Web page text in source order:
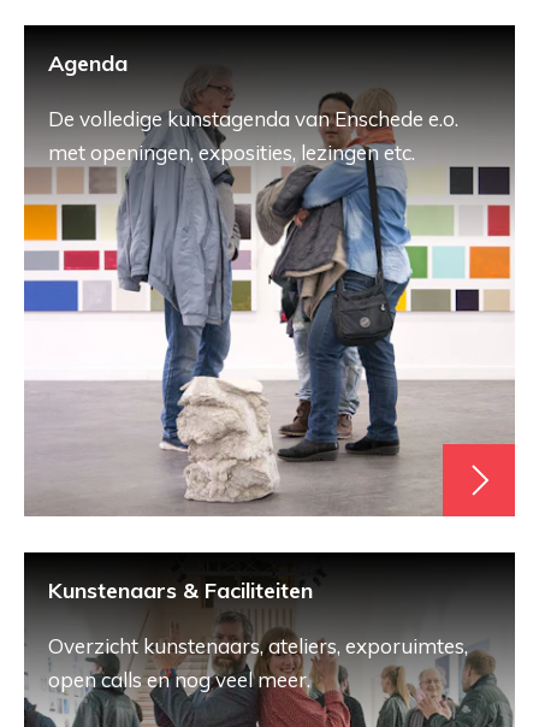
Agenda
De volledige kunstagenda van Enschede e.o.
met openingen, exposities, lezingen etc.
Kunstenaars & Faciliteiten
Overzicht kunstenaars, ateliers, exporuimtes,
open calls en nog veel meer.